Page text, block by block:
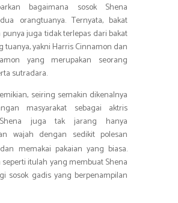
bagaimana sosok Shena
orangtuanya. Ternyata, bakat
punya juga tidak terlepas dari bakat
tuanya, yakni Harris Cinnamon dan
yang merupakan seorang
sutradara.
seiring semakin dikenalnya
masyarakat sebagai aktris
juga tak jarang hanya
wajah dengan sedikit polesan
dan memakai pakaian yang biasa.
seperti itulah yang membuat Shena
sosok gadis yang berpenampilan